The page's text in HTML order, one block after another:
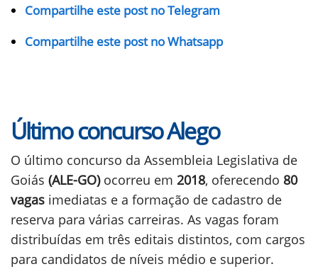
Compartilhe este post no Telegram
Compartilhe este post no Whatsapp
Último concurso Alego
O último concurso da Assembleia Legislativa de
Goiás (ALE-GO)ocorreu em 2018, oferecendo 80
vagas imediatas e a formação de cadastro de
reserva para várias carreiras. As vagas foram
distribuídas em três editais distintos, com cargos
para candidatos de níveis médio e superior.